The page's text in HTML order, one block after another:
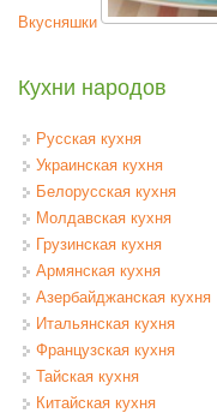
Вкусняшки
Кухни народов
Русская кухня
Украинская кухня
Белорусская кухня
Молдавская кухня
Грузинская кухня
Армянская кухня
Азербайджанская кухня
Итальянская кухня
Французская кухня
Тайская кухня
Китайская кухня